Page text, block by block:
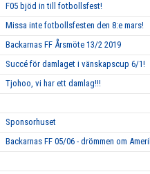
F05 bjöd in till fotbollsfest!
Missa inte fotbollsfesten den 8:e mars!
Backarnas FF Årsmöte 13/2 2019
Succé för damlaget i vänskapscup 6/1!
Tjohoo, vi har ett damlag!!!
Sponsorhuset
Backarnas FF 05/06 - drömmen om